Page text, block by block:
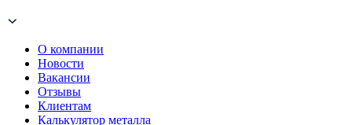
О компании
Новости
Вакансии
Отзывы
Клиентам
Калькулятор металла